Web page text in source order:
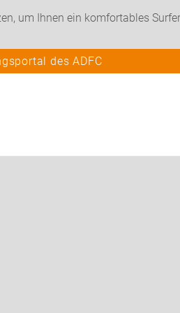
um Ihnen ein komfortables
des ADFC